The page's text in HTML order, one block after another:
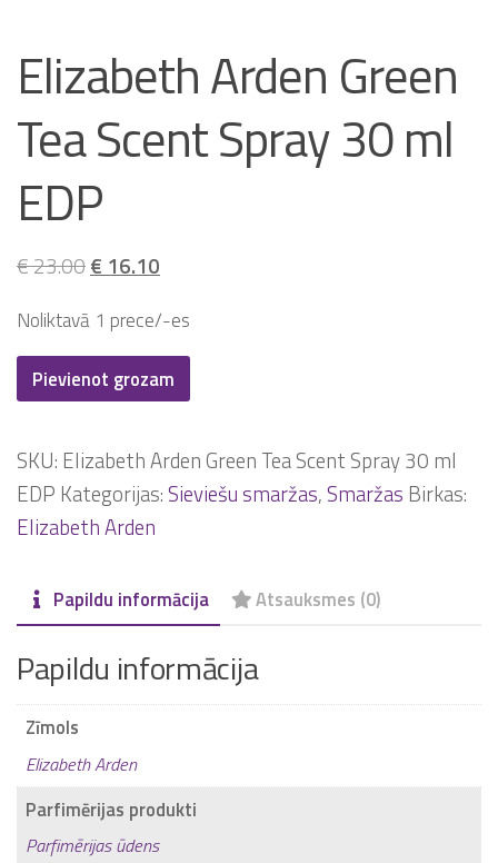
Elizabeth Arden Green
Tea Scent Spray 30 ml
EDP
€23.00Original
was:
€ 23.00.
€ 16.10
is:
€ 16.10.
Noliktavā 1 prece/-es
Elizabeth
Arden
Tea
Scent
Spray
ml
daudzums
Pievienot grozam
SKU: Elizabeth Arden Green Tea Scent Spray 30 ml
EDP Kategorijas:Sieviešu smaržas,Smaržas Birkas:
Elizabeth Arden
Papildu informācija Atsauksmes (0)
Papildu informācija
Zīmols
Elizabeth Arden
Parfimērijas produkti
Parfimērijas ūdens